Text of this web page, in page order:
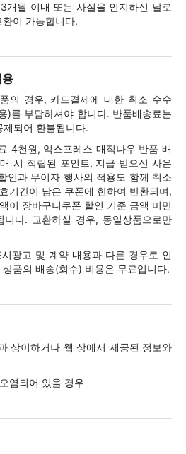
개월 이내 또는 사실을 인지하신 날로
이 가능합니다.
의 경우, 카드결제에 대한 취소 수수
)를 부담하셔야 합니다. 반품배송료는
되어 환불됩니다.
4천원, 익스프레스 매직나우 반품 배
시 적립된 포인트, 지급 받으신 사은
인과 무이자 행사의 적용도 함께 취소
기간이 남은 쿠폰에 한하여 반환되며,
이 장바구니쿠폰 할인 기준 금액 미만
다. 교환하실 경우, 동일상품으로만
광고 및 계약 내용과 다른 경우로 인
품의 배송(회수) 비용은 무료입니다.
상이하거나 웹 상에서 제공된 정보와
염되어 있을 경우